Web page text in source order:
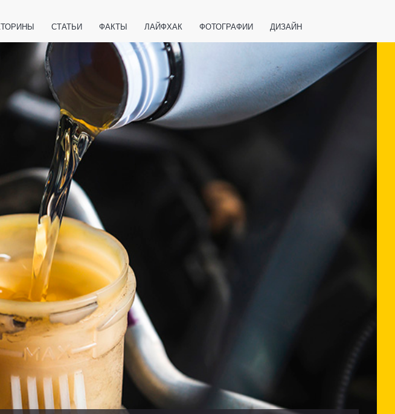
СТАТЬИ ФАКТЫ ЛАЙФХАК ФОТОГРАФИИ ДИЗАЙН
ЗАКОНОДАТЕЛЬСТВО ВАЖНО ЗНАТЬ ПОЛЕЗНОЕ